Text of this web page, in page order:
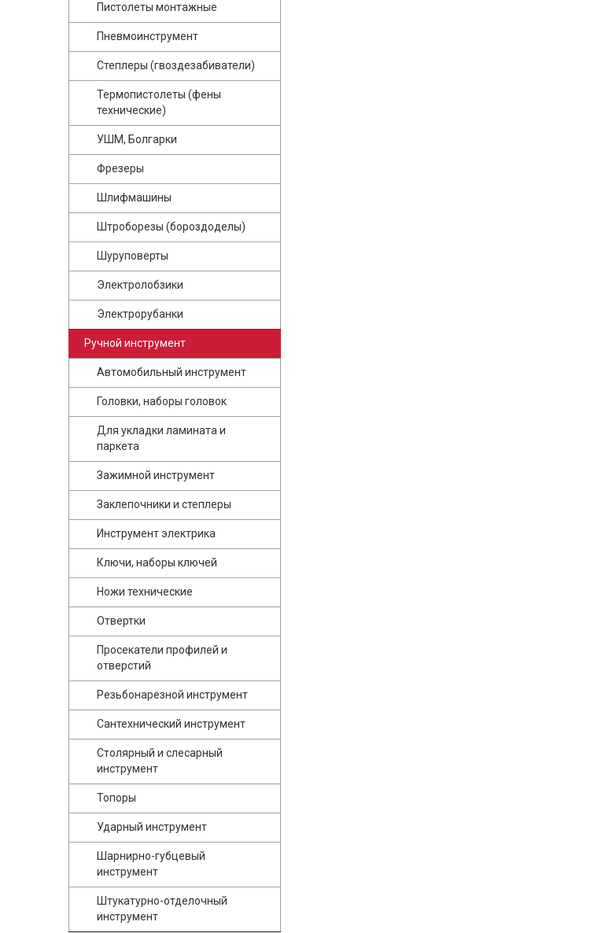
Пистолеты монтажные
Пневмоинструмент
Степлеры (гвоздезабиватели)
Термопистолеты (фены
технические)
УШМ, Болгарки
Фрезеры
Шлифмашины
Штроборезы (бороздоделы)
Шуруповерты
Электролобзики
Электрорубанки
Ручной инструмент
Автомобильный инструмент
Головки, наборы головок
Для укладки ламината и
паркета
Зажимной инструмент
Заклепочники и степлеры
Инструмент электрика
Ключи, наборы ключей
Ножи технические
Отвертки
Просекатели профилей и
отверстий
Резьбонарезной инструмент
Сантехнический инструмент
Столярный и слесарный
инструмент
Топоры
Ударный инструмент
Шарнирно-губцевый
инструмент
Штукатурно-отделочный
инструмент